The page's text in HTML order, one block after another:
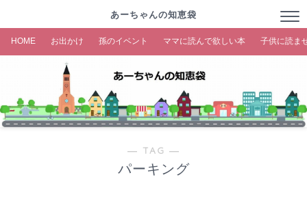
あーちゃんの知恵袋
HOME お出かけ 孫のイベント ママに読んで欲しい本 子供に読ま
― TAG ―
パーキング